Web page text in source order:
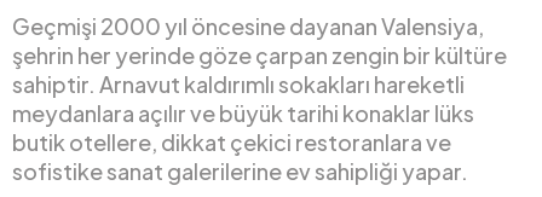
Geçmişi 2000 yıl öncesine dayanan Valensiya,
şehrin her yerinde göze çarpan zengin bir kültüre
sahiptir. Arnavut kaldırımlı sokakları hareketli
meydanlara açılır ve büyük tarihi konaklar lüks
butik otellere, dikkat çekici restoranlara ve
sofistike sanat galerilerine ev sahipliği yapar.